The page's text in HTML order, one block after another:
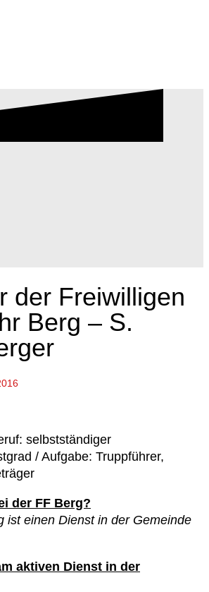
der Freiwilligen
Berg – S.
selbstständiger
/ Aufgabe: Truppführer,
der FF Berg?
ist einen Dienst in der Gemeinde
aktiven Dienst in der